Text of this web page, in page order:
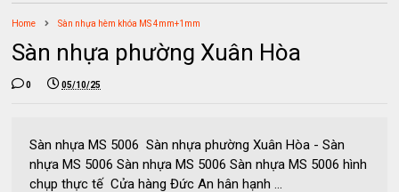
Home Sàn nhựa hèm khóa MS 4mm+1mm
Sàn nhựa phường Xuân Hòa
0 05/10/25
Sàn nhựa MS 5006 Sàn nhựa phường Xuân Hòa - Sàn
nhựa MS 5006 Sàn nhựa MS 5006 Sàn nhựa MS 5006 hình
chụp thực tế Cửa hàng Đức An hân hạnh ...